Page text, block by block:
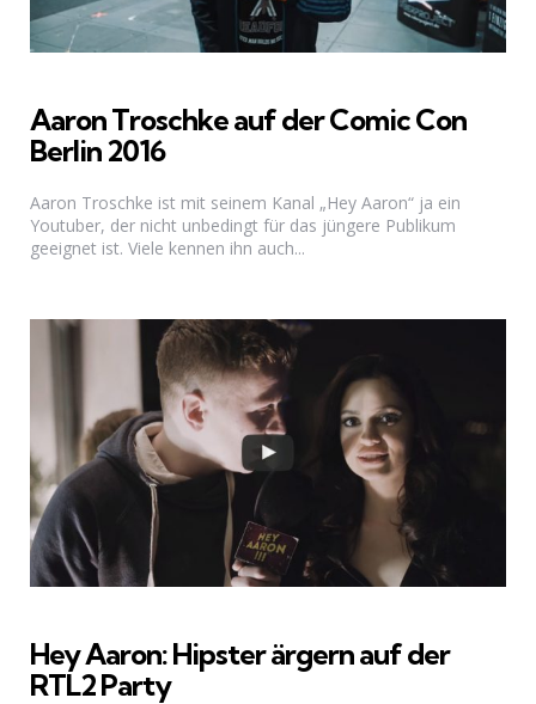
Aaron Troschke auf der Comic Con
Berlin 2016
Aaron Troschke ist mit seinem Kanal „Hey Aaron“ ja ein
Youtuber, der nicht unbedingt für das jüngere Publikum
geeignet ist. Viele kennen ihn auch...
Hey Aaron: Hipster ärgern auf der
RTL2 Party